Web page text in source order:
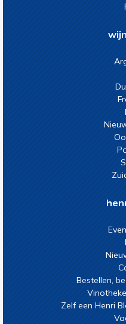
Bestellen,
Zelf een Henri